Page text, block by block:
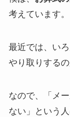
考えています。
最近では、い
やり取りする
なので、「メ
ない」という人